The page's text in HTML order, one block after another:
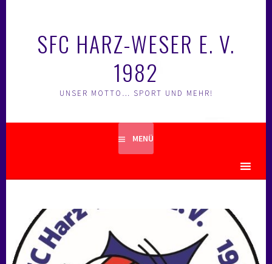
SFC HARZ-WESER E. V.
1982
UNSER MOTTO… SPORT UND MEHR!
MENÜ